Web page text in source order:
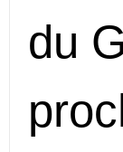
du